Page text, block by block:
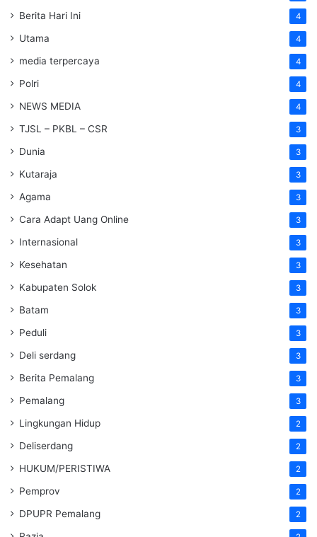
Berita Hari Ini 4
Utama 4
media terpercaya 4
Polri 4
NEWS MEDIA 4
TJSL – PKBL – CSR 3
Dunia 3
Kutaraja 3
Agama 3
Cara Adapt Uang Online 3
Internasional 3
Kesehatan 3
Kabupaten Solok 3
Batam 3
Peduli 3
Deli serdang 3
Berita Pemalang 3
Pemalang 3
Lingkungan Hidup 2
Deliserdang 2
HUKUM/PERISTIWA 2
Pemprov 2
DPUPR Pemalang 2